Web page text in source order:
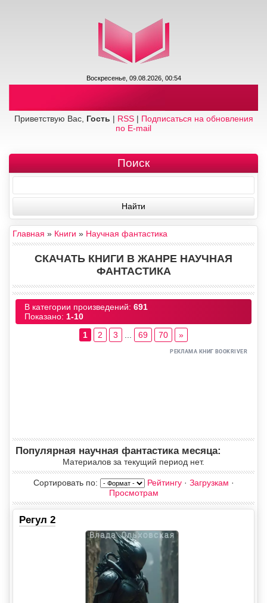
Воскресенье, 09.08.2026, 00:54
Приветствую Вас, Гость | RSS| Подписаться на обновления
по E-mail
Поиск
Главная » Книги » Научная фантастика
СКАЧАТЬ КНИГИ В ЖАНРЕ НАУЧНАЯ
ФАНТАСТИКА
В категории произведений: 691
Показано: 1-10
1
2 3 69 70 »
Популярная научная фантастика месяца:
Материалов за текущий период нет.
Сортировать по: Рейтингу· Загрузкам ·
Просмотрам
Регул 2